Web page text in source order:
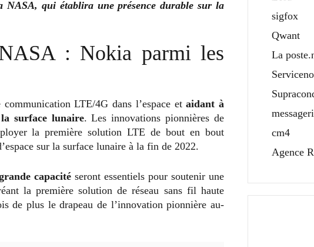
qui établira une présence durable sur la
: Nokia parmi les
LTE/4G dans l’espace etaidant à
surface lunaire. Les innovations pionnières de
la première solution LTE de bout en bout
sur la surface lunaire à la fin de 2022.
capacitéseront essentiels pour soutenir une
la première solution de réseau sans fil haute
de plus le drapeau de l’innovation pionnière au-
sigfox
Qwant
La
cm4
Agence